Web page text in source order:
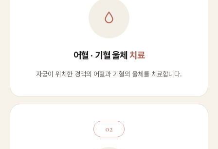
어혈 · 기혈 울체치료
자궁이 위치한 경맥의 어혈과 기혈의 울체를 치료합니다.
02